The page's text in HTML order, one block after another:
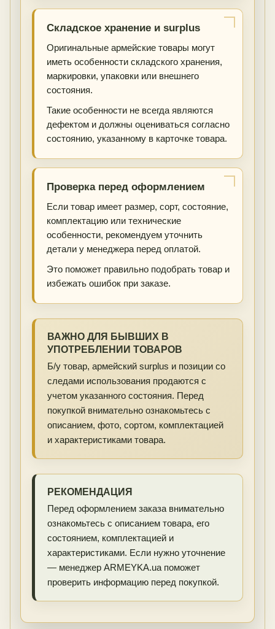
Складское хранение и surplus
Оригинальные армейские товары могут
иметь особенности складского хранения,
маркировки, упаковки или внешнего
состояния.
Такие особенности не всегда являются
дефектом и должны оцениваться согласно
состоянию, указанному в карточке товара.
Проверка перед оформлением
Если товар имеет размер, сорт, состояние,
комплектацию или технические
особенности, рекомендуем уточнить
детали у менеджера перед оплатой.
Это поможет правильно подобрать товар и
избежать ошибок при заказе.
ВАЖНО ДЛЯ БЫВШИХ В
УПОТРЕБЛЕНИИ ТОВАРОВ
Б/у товар, армейский surplus и позиции со
следами использования продаются с
учетом указанного состояния. Перед
покупкой внимательно ознакомьтесь с
описанием, фото, сортом, комплектацией
и характеристиками товара.
РЕКОМЕНДАЦИЯ
Перед оформлением заказа внимательно
ознакомьтесь с описанием товара, его
состоянием, комплектацией и
характеристиками. Если нужно уточнение
— менеджер ARMEYKA.ua поможет
проверить информацию перед покупкой.